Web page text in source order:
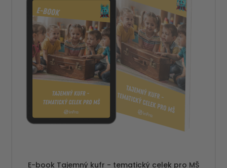
E-book Tajemný kufr - tematický celek pro MŠ